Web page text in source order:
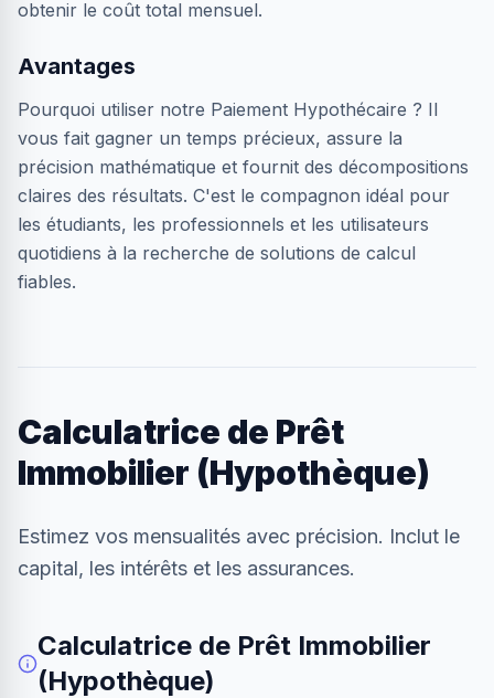
obtenir le coût total mensuel.
Avantages
Pourquoi utiliser notre Paiement Hypothécaire ? Il
vous fait gagner un temps précieux, assure la
précision mathématique et fournit des décompositions
claires des résultats. C'est le compagnon idéal pour
les étudiants, les professionnels et les utilisateurs
quotidiens à la recherche de solutions de calcul
fiables.
Calculatrice de Prêt
Immobilier (Hypothèque)
Estimez vos mensualités avec précision. Inclut le
capital, les intérêts et les assurances.
Calculatrice de Prêt Immobilier
(Hypothèque)